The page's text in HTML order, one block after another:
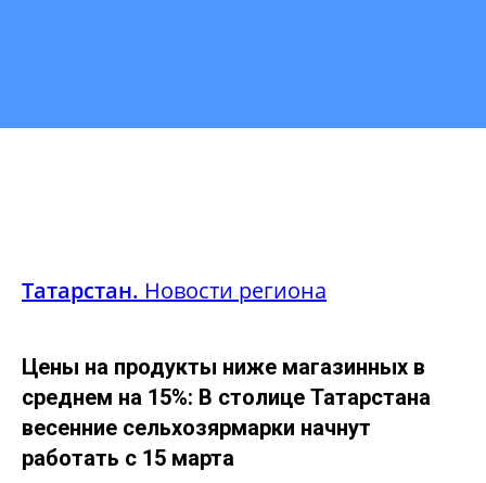
Татарстан. Новости региона
Цены на продукты ниже магазинных в
среднем на 15%: В столице Татарстана
весенние сельхозярмарки начнут
работать с 15 марта